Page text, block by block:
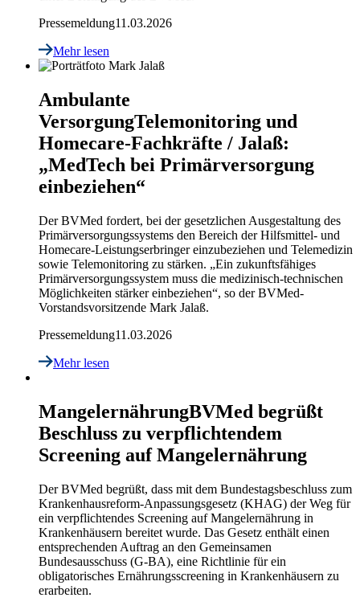
Pressemeldung11.03.2026
Mehr lesen
Ambulante
VersorgungTelemonitoring und
Homecare-Fachkräfte / Jalaß:
„MedTech bei Primärversorgung
einbeziehen“
Der BVMed fordert, bei der gesetzlichen Ausgestaltung des
Primärversorgungssystems den Bereich der Hilfsmittel- und
Homecare-Leistungserbringer einzubeziehen und Telemedizin
sowie Telemonitoring zu stärken. „Ein zukunftsfähiges
Primärversorgungssystem muss die medizinisch-technischen
Möglichkeiten stärker einbeziehen“, so der BVMed-
Vorstandsvorsitzende Mark Jalaß.
Pressemeldung11.03.2026
Mehr lesen
MangelernährungBVMed begrüßt
Beschluss zu verpflichtendem
Screening auf Mangelernährung
Der BVMed begrüßt, dass mit dem Bundestagsbeschluss zum
Krankenhausreform-Anpassungsgesetz (KHAG) der Weg für
ein verpflichtendes Screening auf Mangelernährung in
Krankenhäusern bereitet wurde. Das Gesetz enthält einen
entsprechenden Auftrag an den Gemeinsamen
Bundesausschuss (G-BA), eine Richtlinie für ein
obligatorisches Ernährungsscreening in Krankenhäusern zu
erarbeiten.